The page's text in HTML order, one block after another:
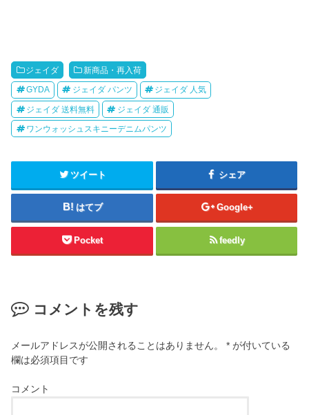
ジェイダ 新商品・再入荷
GYDA ジェイダ パンツ ジェイダ 人気
ジェイダ 送料無料 ジェイダ 通販
ワンウォッシュスキニーデニムパンツ
ツイート シェア
はてブ Google+
Pocket feedly
コメントを残す
メールアドレスが公開されることはありません。 * が付いている
欄は必須項目です
コメント